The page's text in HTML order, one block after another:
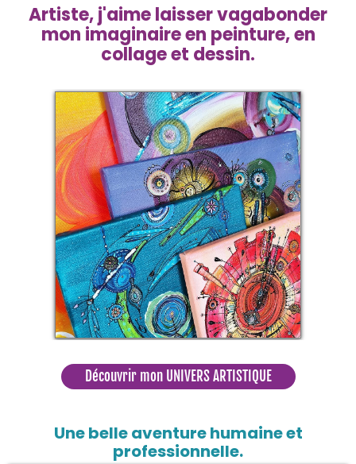
Artiste, j'aime laisser vagabonder
mon imaginaire en peinture, en
collage et dessin.
Découvrir mon UNIVERS ARTISTIQUE
Une belle aventure humaine et
professionnelle.